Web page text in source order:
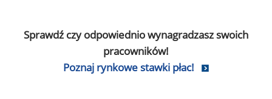
Sprawdź czy odpowiednio wynagradzasz swoich
pracowników!
Poznaj rynkowe stawki płac!